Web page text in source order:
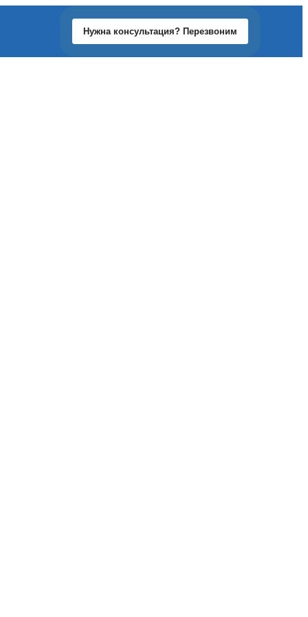
Нужна консультация? Перезвоним